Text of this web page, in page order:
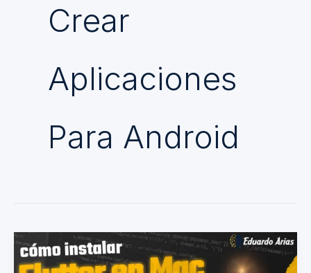
Crear
Aplicaciones
Para Android
Cómo
instalar